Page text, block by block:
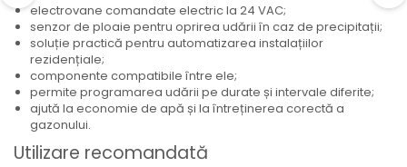
electrovane comandate electric la 24 VAC;
senzor de ploaie pentru oprirea udării în caz de precipitații;
soluție practică pentru automatizarea instalațiilor
rezidențiale;
componente compatibile între ele;
permite programarea udării pe durate și intervale diferite;
ajută la economie de apă și la întreținerea corectă a
gazonului.
Utilizare recomandată